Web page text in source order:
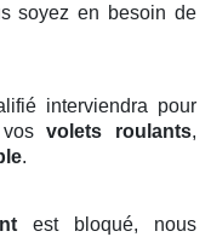
soyez en besoin de
interviendra pour
volets roulants,
.
est bloqué, nous